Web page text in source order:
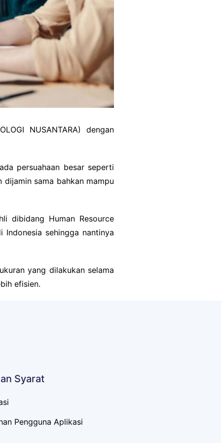
NUSANTARA) dengan
persuahaan besar seperti
sama bahkan mampu
dibidang Human Resource
sehingga nantinya
yang dilakukan selama
efisien.
Syarat
Pengguna Aplikasi